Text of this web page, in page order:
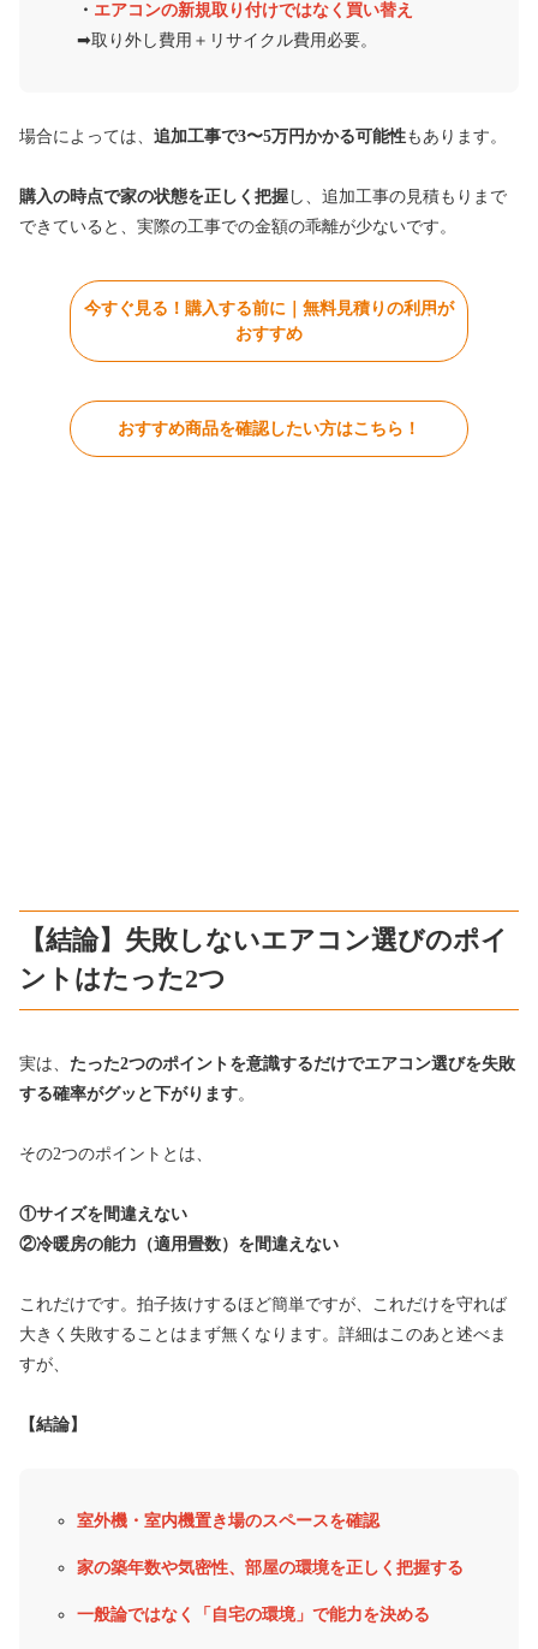
・ エアコンの新規取り付けではなく買い替え
➡︎取り外し費用＋リサイクル費用必要。
場合によっては、 追加工事で3〜5万円かかる可能性もあります。
購入の時点で家の状態を正しく把握 し、追加工事の見積もりまで
できていると、実際の工事での金額の乖離が少ないです。
今すぐ見る！購入する前に｜無料見積りの利用が
おすすめ
おすすめ商品を確認したい方はこちら！
【結論】失敗しないエアコン選びのポイ
ントはたった2つ
実は、 たった2つのポイントを意識するだけでエアコン選びを失敗
する確率がグッと下がります。
その2つのポイントとは、
①サイズを間違えない
②冷暖房の能力（適用畳数）を間違えない
これだけです。拍子抜けするほど簡単ですが、これだけを守れば
大きく失敗することはまず無くなります。詳細はこのあと述べま
すが、
【結論】
室外機・室内機置き場のスペースを確認
家の築年数や気密性、部屋の環境を正しく把握する
一般論ではなく「自宅の環境」で能力を決める